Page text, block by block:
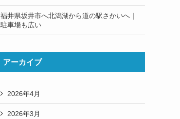
福井県坂井市へ北潟湖から道の駅さかいへ｜
駐車場も広い
アーカイブ
2026年4月
2026年3月